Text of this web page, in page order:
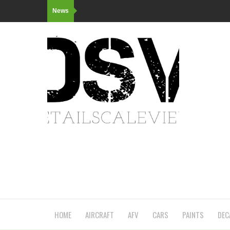
News
HOME AIRCRAFT AFV CARS PAINTS